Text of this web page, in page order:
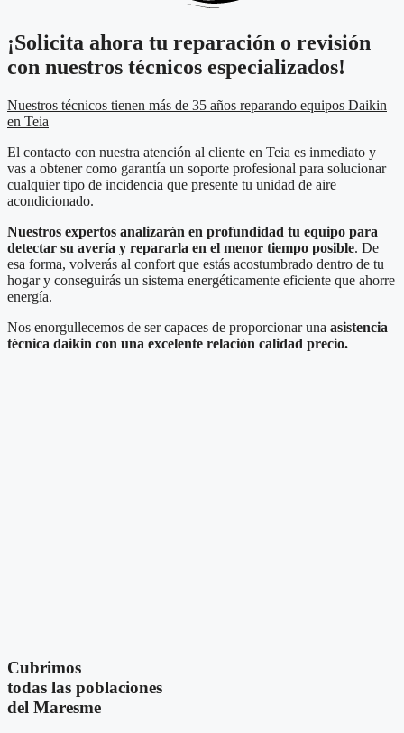
¡Solicita ahora tu reparación o revisión
con nuestros técnicos especializados!
Nuestros técnicos tienen más de 35 años reparando equipos Daikin
en Teia
El contacto con nuestra atención al cliente en Teia es inmediato y
vas a obtener como garantía un soporte profesional para solucionar
cualquier tipo de incidencia que presente tu unidad de aire
acondicionado.
Nuestros expertos analizarán en profundidad tu equipo para
detectar su avería y repararla en el menor tiempo posible. De
esa forma, volverás al confort que estás acostumbrado dentro de tu
hogar y conseguirás un sistema energéticamente eficiente que ahorre
energía.
Nos enorgullecemos de ser capaces de proporcionar una asistencia
técnica daikin con una excelente relación calidad precio.
Cubrimos
todas las poblaciones
del Maresme